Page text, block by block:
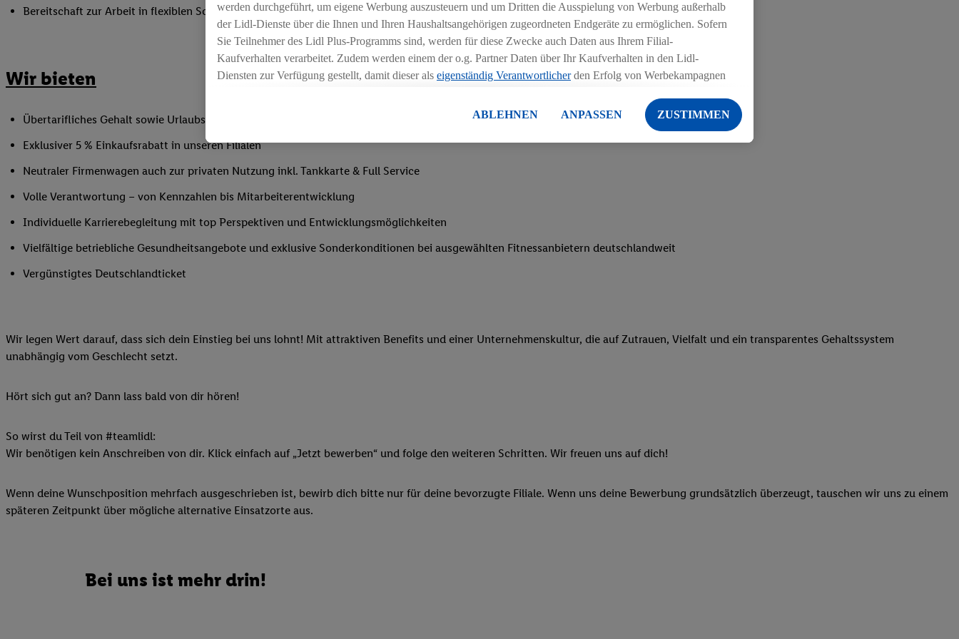
Bereitschaft zur Arbeit in flexiblen Schichtmodellen an 5 Arbeitstagen/Woche
Wir bieten
Übertarifliches Gehalt sowie Urlaubs- und Weihnachtsgeld
Exklusiver 5 % Einkaufsrabatt in unseren Filialen
Neutraler Firmenwagen auch zur privaten Nutzung inkl. Tankkarte & Full Service
Volle Verantwortung – von Kennzahlen bis Mitarbeiterentwicklung
Individuelle Karrierebegleitung mit top Perspektiven und Entwicklungsmöglichkeiten
Vielfältige betriebliche Gesundheitsangebote und exklusive Sonderkonditionen bei ausgewählten Fitnessanbietern deutschlandweit
Vergünstigtes Deutschlandticket
Wir legen Wert darauf, dass sich dein Einstieg bei uns lohnt! Mit attraktiven Benefits und einer Unternehmenskultur, die auf Zutrauen, Vielfalt und ein transparentes Gehaltssystem
unabhängig vom Geschlecht setzt.
Hört sich gut an? Dann lass bald von dir hören!
So wirst du Teil von #teamlidl:
Wir benötigen kein Anschreiben von dir. Klick einfach auf „Jetzt bewerben“ und folge den weiteren Schritten. Wir freuen uns auf dich!
Wenn deine Wunschposition mehrfach ausgeschrieben ist, bewirb dich bitte nur für deine bevorzugte Filiale. Wenn uns deine Bewerbung grundsätzlich überzeugt, tauschen wir uns zu einem
späteren Zeitpunkt über mögliche alternative Einsatzorte aus.
Bei uns ist mehr drin!
werden durchgeführt, um eigene Werbung auszusteuern und um Dritten die Ausspielung von Werbung außerhalb
der Lidl-Dienste über die Ihnen und Ihren Haushaltsangehörigen zugeordneten Endgeräte zu ermöglichen. Sofern
Sie Teilnehmer des Lidl Plus-Programms sind, werden für diese Zwecke auch Daten aus Ihrem Filial-
Kaufverhalten verarbeitet. Zudem werden einem der o.g. Partner Daten über Ihr Kaufverhalten in den Lidl-
Diensten zur Verfügung gestellt, damit dieser als eigenständig Verantwortlicherden Erfolg von Werbekampagnen
Die Erstellung personalisierter Werbung basiert auf der Generierung von auch mit Daten von anderen Diensten
angereicherten Profilen. Dies umfasst die Zusammenführung von Daten (z.B. über Ihre Nutzung der Lidl-Dienste,
Ihr Kaufverhalten in den Lidl-Diensten, Informationen aus Ihrem Kundenkonto - z.B. Alter oder Geschlecht -
Speichern von und/ oder dem Zugriff auf Informationen auf Ihren Endgeräten zur Erstellung von Zielgruppen
(sogenannten Segmenten). Im Zusammenhang mit dem Ausspielen dieser Werbung erfolgen Verarbeitungen auch
zur technischen Sicherung und Optimierung dieser Werbeausspielungen.
Sofern Sie hier Ihre Zustimmung dazu erteilen und danach ein Lidl Plus-Konto erstellen bzw. sich in Ihr
auch Ihre in einen Hashwert umgewandelte E-Mail-Adresse in gemeinsamer Verantwortlichkeit verarbeitet.
Sie verfügbar ist. Wenn das der Fall ist, gibt Utiq Ihre IP-Adresse an Ihren Netzbetreiber weiter, der anhand der IP-
Lidl-Diensten zu erfassen. Insbesondere können Sie mittels dieser Technologie auch auf Diensten wiedererkannt
Möglichkeit, Ihre Einwilligung generell zu widerrufen - jederzeit auch über
das Datenschutzportal von Utiq
Durch einen Klick auf „Ablehnen“ können Sie nur den Einsatz notwendiger Techniken zulassen. Durch einen
Klick auf „Zustimmen“ stimmen Sie allen Verarbeitungen zu sämtlichen vorgenannten Zwecken unter Einbindung
ABLEHNEN ANPASSEN ZUSTIMMEN